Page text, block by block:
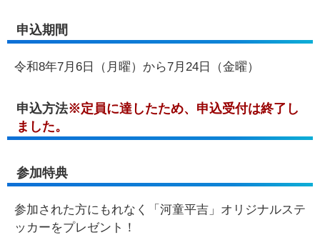
申込期間
令和8年7月6日（月曜）から7月24日（金曜）
申込方法※定員に達したため、申込受付は終了し
ました。
参加特典
参加された方にもれなく「河童平吉」オリジナルステ
ッカーをプレゼント！